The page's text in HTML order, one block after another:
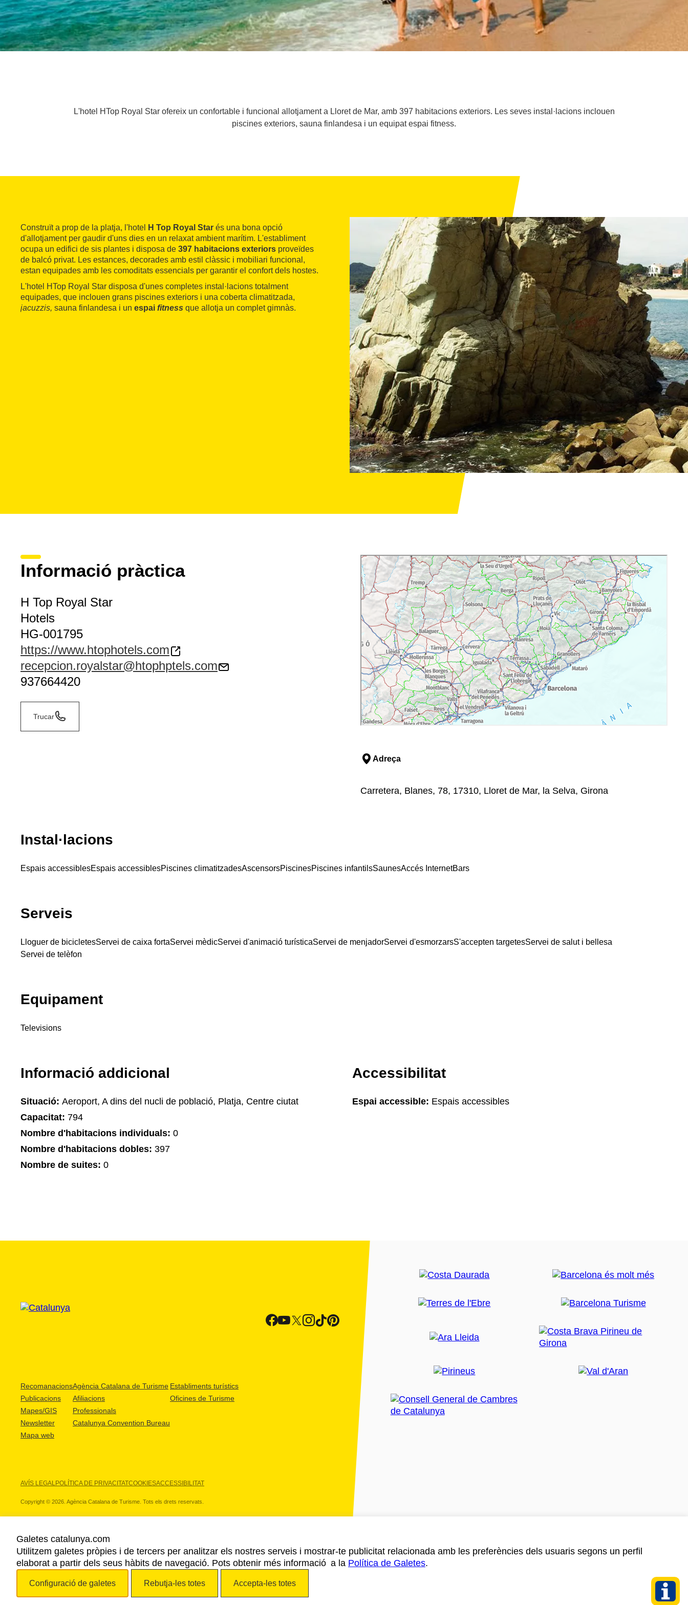
L'hotel HTop Royal Star ofereix un confortable i funcional allotjament a Lloret de Mar, amb 397 habitacions exteriors. Les seves instal·lacions inclouen
piscines exteriors, sauna finlandesa i un equipat espai fitness.
Construït a prop de la platja, l'hotel H Top Royal Star és una bona opció
d'allotjament per gaudir d'uns dies en un relaxat ambient marítim. L'establiment
ocupa un edifici de sis plantes i disposa de 397 habitacions exteriors proveïdes
de balcó privat. Les estances, decorades amb estil clàssic i mobiliari funcional,
estan equipades amb les comoditats essencials per garantir el confort dels hostes.
L'hotel HTop Royal Star disposa d'unes completes instal·lacions totalment
equipades, que inclouen grans piscines exteriors i una coberta climatitzada,
jacuzzis, sauna finlandesa i un espai fitness que allotja un complet gimnàs.
Informació pràctica
H Top Royal Star
Hotels
HG-001795
https://www.htophotels.com
recepcion.royalstar@htophptels.com
937664420
Trucar
Adreça
Carretera, Blanes, 78, 17310, Lloret de Mar, la Selva, Girona
Instal·lacions
Espais accessiblesEspais accessiblesPiscines climatitzadesAscensorsPiscinesPiscines infantilsSaunesAccés InternetBars
Serveis
Lloguer de bicicletesServei de caixa fortaServei mèdicServei d'animació turísticaServei de menjadorServei d'esmorzarsS'accepten targetesServei de salut i bellesa
Servei de telèfon
Equipament
Televisions
Informació addicional
Situació: Aeroport, A dins del nucli de població, Platja, Centre ciutat
Capacitat: 794
Nombre d'habitacions individuals: 0
Nombre d'habitacions dobles: 397
Nombre de suites: 0
Accessibilitat
Espai accessible: Espais accessibles
Recomanacions
Publicacions
Mapes/GIS
Newsletter
Mapa web
Agència Catalana de Turisme
Afiliacions
Professionals
Catalunya Convention Bureau
Establiments turístics
Oficines de Turisme
AVÍS LEGALPOLÍTICA DE PRIVACITATCOOKIESACCESSIBILITAT
Copyright © 2026. Agència Catalana de Turisme. Tots els drets reservats.
ELS NOSTRES PARTNERS
Galetes catalunya.com
Utilitzem galetes pròpies i de tercers per analitzar els nostres serveis i mostrar-te publicitat relacionada amb les preferències dels usuaris segons un perfil
elaborat a partir dels seus hàbits de navegació. Pots obtenir més informació a la Política de Galetes.
Configuració de galetes Rebutja-les totes Accepta-les totes